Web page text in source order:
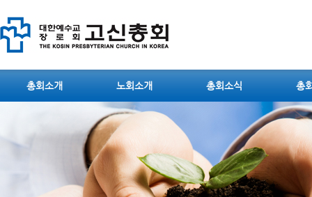
총회소개 노회소개 총회소식 총